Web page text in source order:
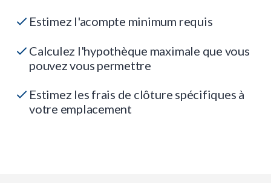
Estimez l'acompte minimum requis
Calculez l'hypothèque maximale que vous
pouvez vous permettre
Estimez les frais de clôture spécifiques à
votre emplacement